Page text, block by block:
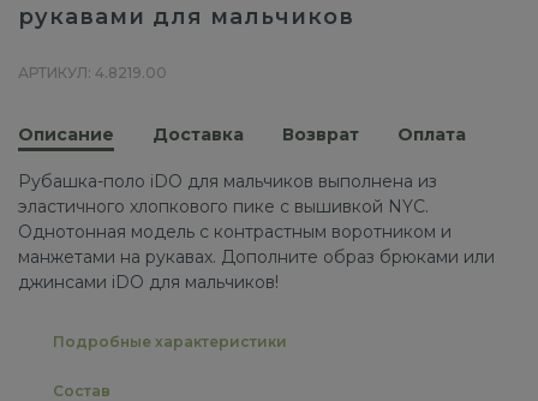
рукавами для мальчиков
АРТИКУЛ: 4.8219.00
Описание Доставка Возврат Оплата
Рубашка-поло iDO для мальчиков выполнена из
эластичного хлопкового пике с вышивкой NYC.
Однотонная модель с контрастным воротником и
манжетами на рукавах. Дополните образ брюками или
джинсами iDO для мальчиков!
Подробные характеристики
Состав